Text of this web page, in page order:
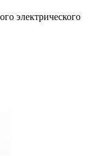
электрического